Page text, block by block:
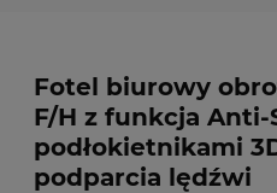
Fotel biurowy
F/H z funkcja Anti-
podłokietnikami
podparcia lędźwi